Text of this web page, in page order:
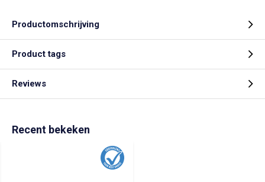
Productomschrijving
Product tags
Reviews
Recent bekeken